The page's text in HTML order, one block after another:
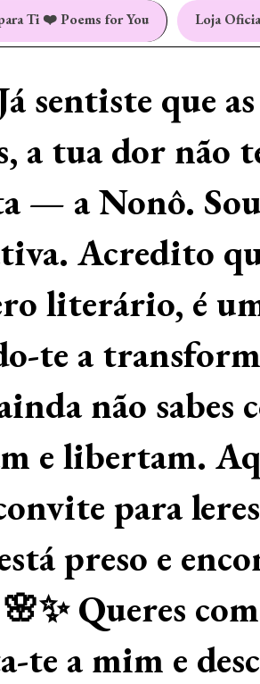
Ti ❤️ Poems for You Loja
sentiste que
a tua dor não
— a Nonô.
Acredito
literário, é
te a
não
e libertam.
para
preso e
Queres
te a mim e